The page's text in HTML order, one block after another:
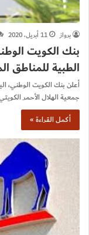
برواز
11 أبريل، 2020
بنك الكويت
الطبية للمناطق
أعلن بنك الكويت الوطني،
جمعية الهلال الأحمر
أكمل القراءة »